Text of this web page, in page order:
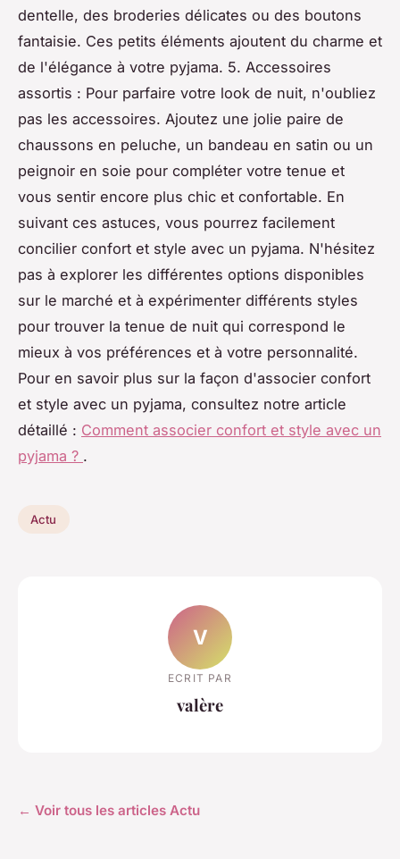
dentelle, des broderies délicates ou des boutons
fantaisie. Ces petits éléments ajoutent du charme et
de l'élégance à votre pyjama. 5. Accessoires
assortis : Pour parfaire votre look de nuit, n'oubliez
pas les accessoires. Ajoutez une jolie paire de
chaussons en peluche, un bandeau en satin ou un
peignoir en soie pour compléter votre tenue et
vous sentir encore plus chic et confortable. En
suivant ces astuces, vous pourrez facilement
concilier confort et style avec un pyjama. N'hésitez
pas à explorer les différentes options disponibles
sur le marché et à expérimenter différents styles
pour trouver la tenue de nuit qui correspond le
mieux à vos préférences et à votre personnalité.
Pour en savoir plus sur la façon d'associer confort
et style avec un pyjama, consultez notre article
détaillé : Comment associer confort et style avec un
pyjama ? .
Actu
V
ECRIT PAR
valère
← Voir tous les articles Actu